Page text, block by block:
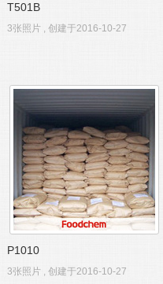
T501B
3张照片 , 创建于2016-10-27
P1010
3张照片 , 创建于2016-10-27